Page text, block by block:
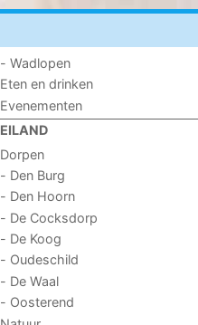
- Wadlopen
Eten en drinken
Evenementen
EILAND
Dorpen
- Den Burg
- Den Hoorn
- De Cocksdorp
- De Koog
- Oudeschild
- De Waal
- Oosterend